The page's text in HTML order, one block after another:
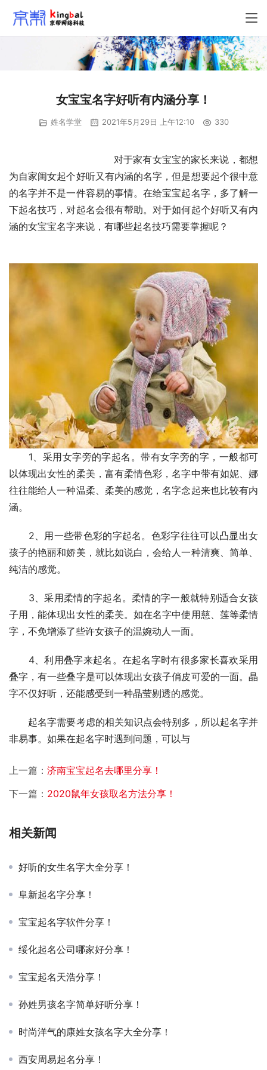
女宝宝名字好听有内涵分享！
姓名学堂 2021年5月29日 上午12:10 330
为自家闺女起个好听又有内涵的名字，但是想要起个很中意
的名字并不是一件容易的事情。在给宝宝起名字，多了解一
下起名技巧，对起名会很有帮助。对于如何起个好听又有内
涵的女宝宝名字来说，有哪些起名技巧需要掌握呢？
1、采用女字旁的字起名。带有女字旁的字，一般都可
以体现出女性的柔美，富有柔情色彩，名字中带有如妮、娜
往往能给人一种温柔、柔美的感觉，名字念起来也比较有内
涵。
2、用一些带色彩的字起名。色彩字往往可以凸显出女
孩子的艳丽和娇美，就比如说白，会给人一种清爽、简单、
纯洁的感觉。
3、采用柔情的字起名。柔情的字一般就特别适合女孩
子用，能体现出女性的柔美。如在名字中使用慈、莲等柔情
字，不免增添了些许女孩子的温婉动人一面。
4、利用叠字来起名。在起名字时有很多家长喜欢采用
叠字，有一些叠字是可以体现出女孩子俏皮可爱的一面。晶
字不仅好听，还能感受到一种晶莹剔透的感觉。
起名字需要考虑的相关知识点会特别多，所以起名字并
非易事。如果在起名字时遇到问题，可以与
上一篇： 济南宝宝起名去哪里分享！
下一篇： 2020鼠年女孩取名方法分享！
相关新闻
好听的女生名字大全分享！
阜新起名字分享！
宝宝起名字软件分享！
绥化起名公司哪家好分享！
宝宝起名天浩分享！
孙姓男孩名字简单好听分享！
时尚洋气的康姓女孩名字大全分享！
西安周易起名分享！